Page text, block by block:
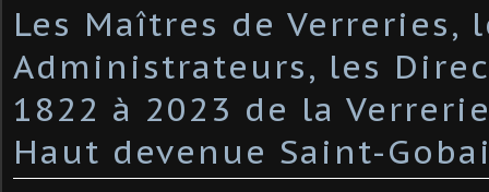
Les Maîtres de Verreries,
Administrateurs, les
1822 à 2023 de la
Haut devenue Saint-